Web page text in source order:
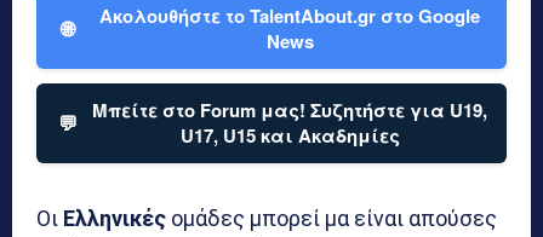
🌐
Ακολουθήστε το TalentAbout.gr στο Google
News
💬
Μπείτε στο Forum μας! Συζητήστε για U19,
U17, U15 και Ακαδημίες
Οι Ελληνικές ομάδες μπορεί μα είναι απούσες